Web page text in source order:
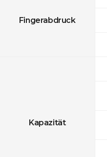
Fingerabdruck
Kapazität